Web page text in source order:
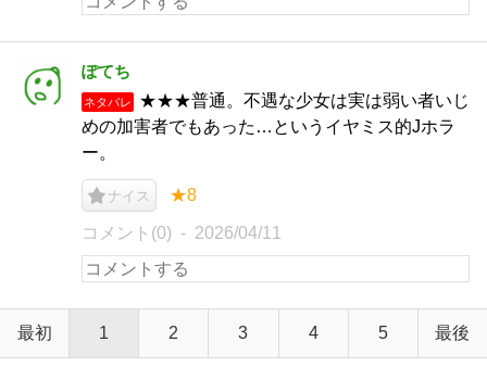
ぽてち
ネタバレ
★★★普通。不遇な少女は実は弱い者いじ
めの加害者でもあった…というイヤミス的Jホラ
ー。
ナイス ★8
コメント(0) 2026/04/11
最初 1 2 3 4 5 最後